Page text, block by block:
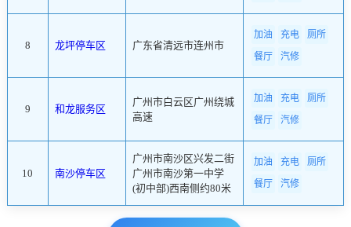
8 龙坪停车区 广东省清远市连州市
加油 充电
厕所
餐厅
汽修
9 和龙服务区
广州市白云区广州绕城
高速
加油 充电
厕所
餐厅
汽修
10 南沙停车区
广州市南沙区兴发二街
广州市南沙第一中学
(初中部)西南侧约80米
加油 充电
厕所
餐厅
汽修